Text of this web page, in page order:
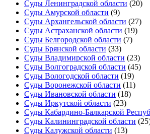
Суды Ленинградской области (20)
Суды Амурской области (9)
Суды Архангельской области (27)
Суды Астраханской области (19)
Суды Белгородской области (7)
Суды Брянской области (33)
Суды Владимирской области (23)
Суды Волгоградской области (45)
Суды Вологодской области (19)
Суды Воронежской области (11)
Суды Ивановской области (18)
Суды Иркутской области (23)
Суды Кабардино-Балкарской
Суды Калининградской области
Суды Калужской области (13)